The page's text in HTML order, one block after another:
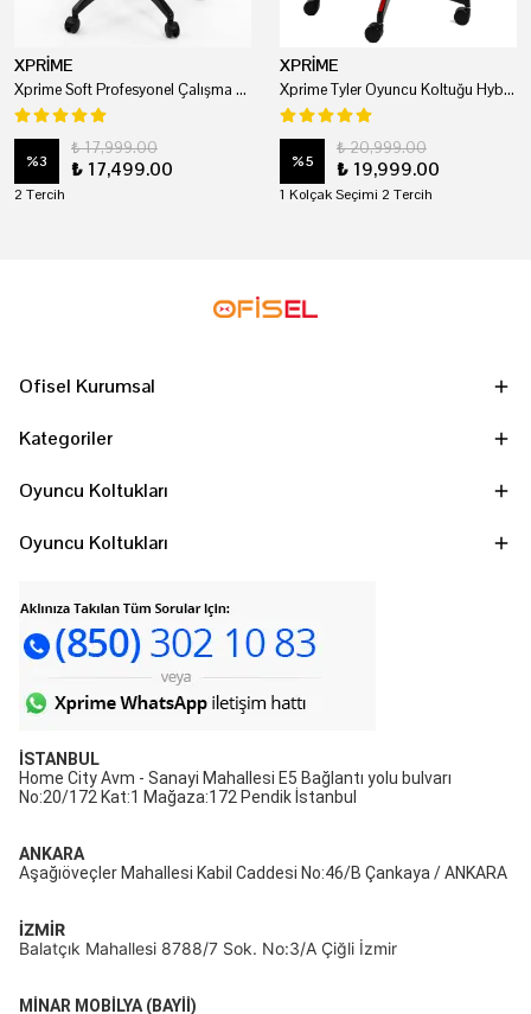
XPRİME
Xprime Soft Profesyonel Çalışma Ve Oyuncu Koltuğu
%3
₺ 17,999.00
₺ 17,499.00
2 Tercih
XPRİME
Xprime Tyler Oyuncu Koltuğu Hybrid Kumaş Kırmızı
%5
₺ 20,999.00
₺ 19,999.00
1 Kolçak Seçimi 2 Tercih
Ofisel Kurumsal
Kategoriler
Oyuncu Koltukları
Oyuncu Koltukları
İSTANBUL
Home City Avm - Sanayi Mahallesi E5 Bağlantı yolu bulvarı
No:20/172 Kat:1 Mağaza:172 Pendik İstanbul
ANKARA
Aşağıöveçler Mahallesi Kabil Caddesi No:46/B Çankaya / ANKARA
İZMİR
Balatçık Mahallesi 8788/7 Sok. No:3/A Çiğli İzmir
MİNAR MOBİLYA (BAYİİ)